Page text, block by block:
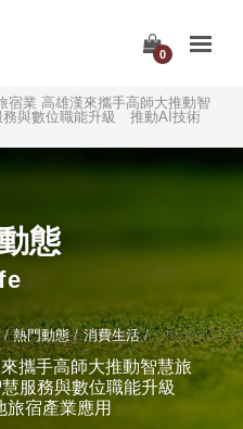
0
宿業 高雄漢來攜手高師大推動智
務與數位職能升級 推動AI技術
態
熱門動態 消費生活
攜手高師大推動智慧旅
服務與數位職能升級
旅宿產業應用